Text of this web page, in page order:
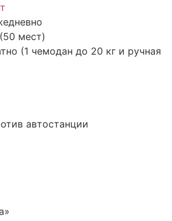
мест)
(1 чемодан до 20 кг и ручная
автостанции